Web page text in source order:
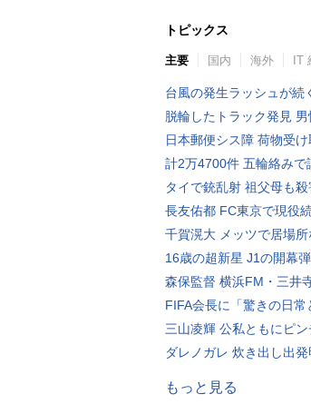
トピックス
主要 国内 海外 IT
台風の発生ラッシュが続
脱輪したトラック発見
日本郵便シス障 荷物受
計2万4700件 五輪絡みで
タイで銃乱射 祖父母も
長友佑都 FC東京で現役
千賀滉大 メッツで居場
16歳の超新星 J1の開幕
森保監督 横浜FM・三井
FIFA会長に「驚きの日常
三山凌輝 公私ともにピ
ダレノガレ 炊き出し出発
もっと見る